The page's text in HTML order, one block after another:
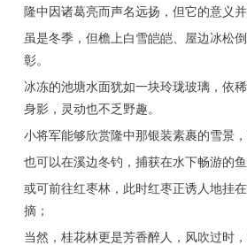
隆中因诸葛亮而声名远扬，但它的意义
虽是冬季，但檐上白雪皑皑、屋边冰松
彰。
冰冻的池塘水面犹如一块玲珑玻璃，依
身影，灵动也不乏野趣。
小将军能够欣赏隆中那银装素裹的雪景
也可以在溪边冬钓，捕获在水下畅游的鱼
或可前往红枣林，此时红枣正诱人地挂
摘；
当然，桂花林更是芳香醉人，风吹过时